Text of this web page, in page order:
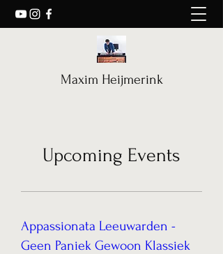
Maxim Heijmerink
Upcoming Events
Appassionata Leeuwarden -
Geen Paniek Gewoon Klassiek